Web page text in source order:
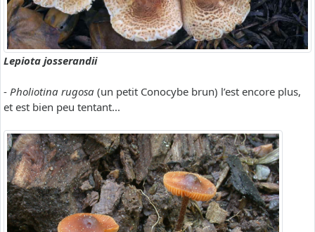
Lepiota josserandii
- Pholiotina rugosa (un petit Conocybe brun) l’est encore plus,
et est bien peu tentant...